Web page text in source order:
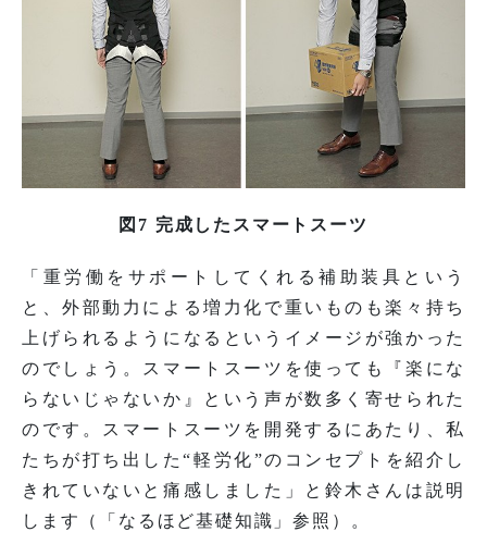
図7 完成したスマートスーツ
「重労働をサポートしてくれる補助装具という
と、外部動力による増力化で重いものも楽々持ち
上げられるようになるというイメージが強かった
のでしょう。スマートスーツを使っても『楽にな
らないじゃないか』という声が数多く寄せられた
のです。スマートスーツを開発するにあたり、私
たちが打ち出した“軽労化”のコンセプトを紹介し
きれていないと痛感しました」と鈴木さんは説明
します（「なるほど基礎知識」参照）。